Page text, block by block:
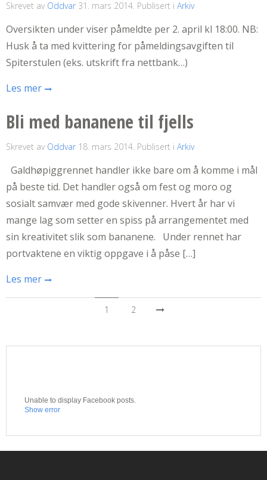
Skrevet av Oddvar 31. mars 2014 . Publisert i Arkiv
Oversikten under viser påmeldte per 2. april kl 18:00. NB:
Husk å ta med kvittering for påmeldingsavgiften til
Spiterstulen (eks. utskrift fra nettbank…)
Les mer
Bli med bananene til fjells
Skrevet av Oddvar 18. mars 2014 . Publisert i Arkiv
Galdhøpiggrennet handler ikke bare om å komme i mål
på beste tid. Det handler også om fest og moro og
sosialt samvær med gode skivenner. Hvert år har vi
mange lag som setter en spiss på arrangementet med
sin kreativitet slik som bananene. Under rennet har
portvaktene en viktig oppgave i å påse […]
Les mer
1 2
Unable to display Facebook posts.
Show error